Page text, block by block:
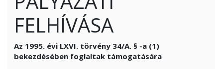
FELHÍVÁSA
Az 1995. évi LXVI. törvény 34/A. § -a (1)
bekezdésében foglaltak támogatására